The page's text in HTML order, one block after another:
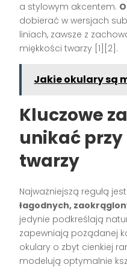
a stylowym akcentem.
dobierać w wersjach
liniach, zawsze z
miękkości twarzy [1][2] .
Jakie okulary są
Kluczowe
unikać przy
twarzy
Najważniejszą regułą
łagodnych,
jedynie podkreślają
zapewniają pożądanej
okulary o zbyt cienkiej
modelują optymalnie